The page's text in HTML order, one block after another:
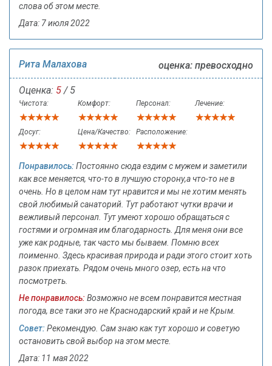
слова об этом месте.
Дата: 7 июля 2022
Рита Малахова оценка: превосходно
Оценка: 5 / 5
Чистота: Комфорт: Персонал: Лечение:
Досуг: Цена/Качество: Расположение:
Понравилось: Постоянно сюда ездим с мужем и заметили
как все меняется, что-то в лучшую сторону,а что-то не в
очень. Но в целом нам тут нравится и мы не хотим менять
свой любимый санаторий. Тут работают чутки врачи и
вежливый персонал. Тут умеют хорошо обращаться с
гостями и огромная им благодарность. Для меня они все
уже как родные, так часто мы бываем. Помню всех
поименно. Здесь красивая природа и ради этого стоит хоть
разок приехать. Рядом очень много озер, есть на что
посмотреть.
Не понравилось: Возможно не всем понравится местная
погода, все таки это не Краснодарский край и не Крым.
Совет: Рекомендую. Сам знаю как тут хорошо и советую
остановить свой выбор на этом месте.
Дата: 11 мая 2022